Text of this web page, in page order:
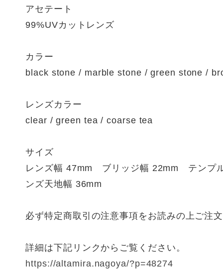
アセテート
99%UVカットレンズ
カラー
black stone / marble stone / green stone /
レンズカラー
clear / green tea / coarse tea
サイズ
レンズ幅 47mm ブリッジ幅 22mm テンプ
ンズ天地幅 36mm
必ず特定商取引の注意事項をお読みの上ご注
詳細は下記リンクからご覧ください。
https://altamira.nagoya/?p=48274